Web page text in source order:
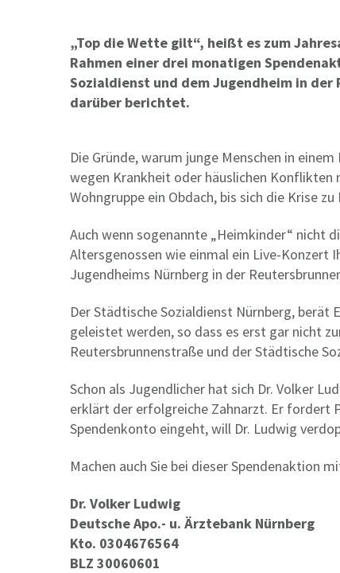
„Top die Wette gilt“, heißt es zum
Rahmen einer drei monatigen
Sozialdienst und dem Jugendheim in
darüber berichtet.
Die Gründe, warum junge Menschen in
wegen Krankheit oder häuslichen Konflikten
Wohngruppe ein Obdach, bis sich die Krise
Auch wenn sogenannte „Heimkinder“ nicht
Altersgenossen wie einmal ein Live-Konzert
Jugendheims Nürnberg in der
Der Städtische Sozialdienst Nürnberg,
geleistet werden, so dass es erst gar nicht
Reutersbrunnenstraße und der Städtische
Schon als Jugendlicher hat sich Dr. Volker
erklärt der erfolgreiche Zahnarzt. Er fordert
Spendenkonto eingeht, will Dr. Ludwig
Machen auch Sie bei dieser Spendenaktion
Dr. Volker Ludwig
Deutsche Apo.- u. Ärztebank Nürnberg
Kto. 0304676564
BLZ 30060601